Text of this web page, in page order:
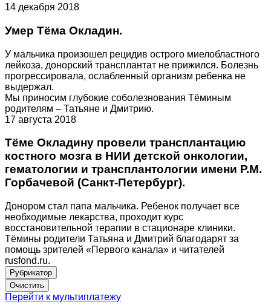
14 декабря 2018
Умер Тёма Окладин.
У мальчика произошел рецидив острого миелобластного
лейкоза, донорский трансплантат не прижился. Болезнь
прогрессировала, ослабленный организм ребенка не
выдержал.
Мы приносим глубокие соболезнования Тёминым
родителям – Татьяне и Дмитрию.
17 августа 2018
Тёме Окладину провели трансплантацию
костного мозга в НИИ детской онкологии,
гематологии и трансплантологии имени Р.М.
Горбачевой (Санкт-Петербург).
Донором стал папа мальчика. Ребенок получает все
необходимые лекарства, проходит курс
восстановительной терапии в стационаре клиники.
Тёмины родители Татьяна и Дмитрий благодарят за
помощь зрителей «Первого канала» и читателей
rusfond.ru.
Рубрикатор
Перейти к мультиплатежу